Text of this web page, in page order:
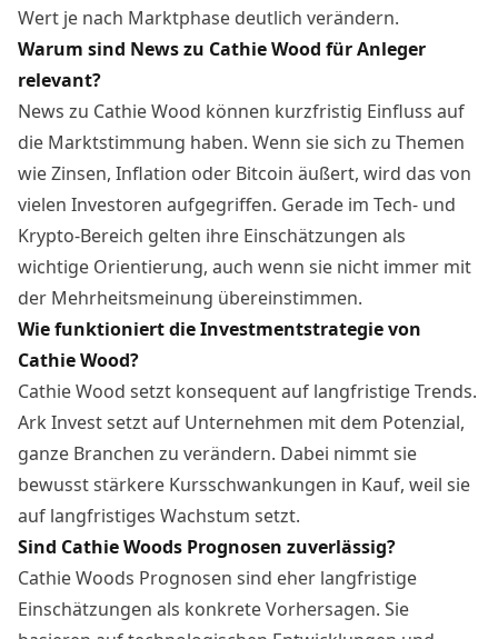
Wert je nach Marktphase deutlich verändern.
Warum sind News zu Cathie Wood für Anleger
relevant?
News zu Cathie Wood können kurzfristig Einfluss auf
die Marktstimmung haben. Wenn sie sich zu Themen
wieZinsen, Inflation oder Bitcoin äußert, wird das von
vielen Investoren aufgegriffen. Gerade im Tech- und
Krypto-Bereich gelten ihre Einschätzungen als
wichtige Orientierung, auch wenn sie nicht immer mit
der Mehrheitsmeinung übereinstimmen.
Wie funktioniert die Investmentstrategie von
Cathie Wood?
Cathie Wood setzt konsequent auf langfristige Trends.
Ark Invest setzt auf Unternehmen mit dem Potenzial,
ganze Branchen zu verändern. Dabei nimmt sie
bewusst stärkere Kursschwankungen in Kauf, weil sie
auf langfristiges Wachstum setzt.
Sind Cathie Woods Prognosen zuverlässig?
Cathie Woods Prognosen sind eher langfristige
Einschätzungen als konkrete Vorhersagen. Sie